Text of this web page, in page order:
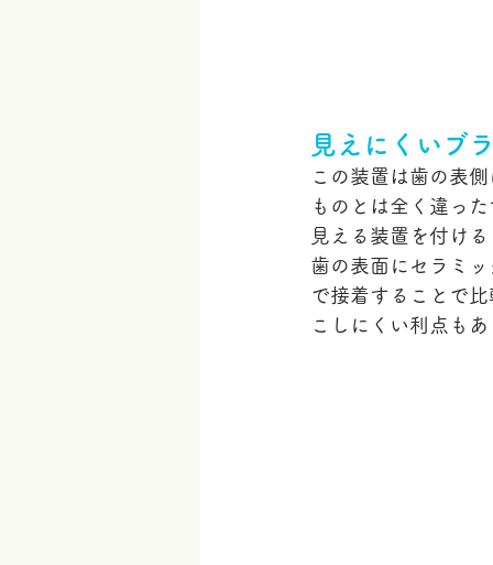
見えにくいブ
この装置は歯の表
ものとは全く違っ
見える装置を付ける
歯の表面にセラミ
で接着することで
こしにくい利点も